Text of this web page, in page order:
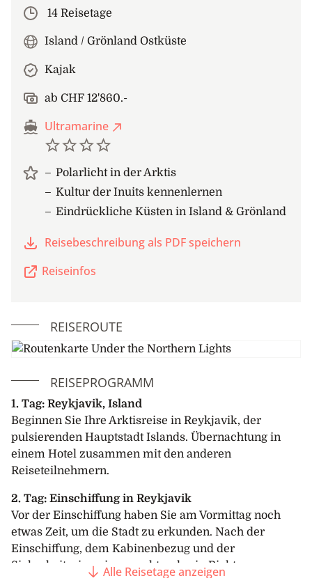
14 Reisetage
Island / Grönland Ostküste
Kajak
ab CHF 12'860.-
Ultramarine
Polarlicht in der Arktis
Kultur der Inuits kennenlernen
Eindrückliche Küsten in Island & Grönland
Reisebeschreibung als PDF speichern
Reiseinfos
REISEROUTE
REISEPROGRAMM
1. Tag: Reykjavik, Island
Beginnen Sie Ihre Arktisreise in Reykjavik, der
pulsierenden Hauptstadt Islands. Übernachtung in
einem Hotel zusammen mit den anderen
Reiseteilnehmern.
2. Tag: Einschiffung in Reykjavik
Vor der Einschiffung haben Sie am Vormittag noch
etwas Zeit, um die Stadt zu erkunden. Nach der
Einschiffung, dem Kabinenbezug und der
Sicherheitseinweisung geht es los in Richtung
Alle Reisetage anzeigen